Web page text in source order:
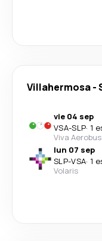
Villahermosa-
vie 04 sep
VSA-SLP· 1
Viva Aerobus
lun 07 sep
SLP-VSA· 1
Volaris